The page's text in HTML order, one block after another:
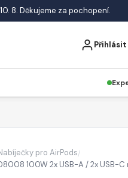
8. Děkujeme za pochopení.
Přihlásit
pro AirPods/
100W 2x USB-A / 2x USB-